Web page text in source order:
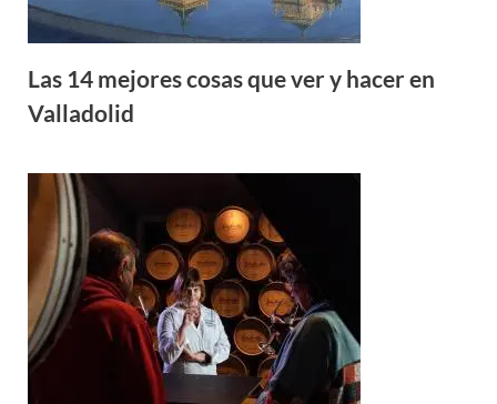
Las 14 mejores cosas que ver y hacer en
Valladolid